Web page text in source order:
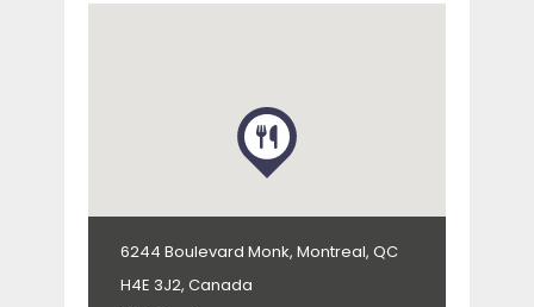
6244 Boulevard Monk, Montreal, QC
H4E 3J2, Canada